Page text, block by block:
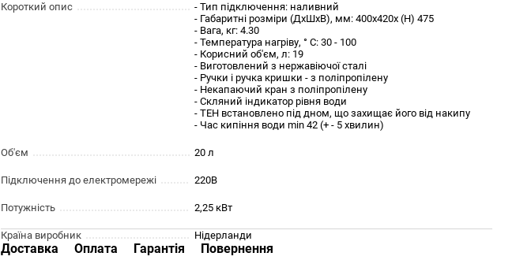
Короткий опис
- Тип підключення: наливний
- Габаритні розміри (ДхШхВ), мм: 400x420x (H) 475
- Вага, кг: 4.30
- Температура нагріву, ° С: 30 - 100
- Корисний об'єм, л: 19
- Виготовлений з нержавіючої сталі
- Ручки і ручка кришки - з поліпропілену
- Некапаючий кран з поліпропілену
- Скляний індикатор рівня води
- ТЕН встановлено під дном, що захищає його від накипу
- Час кипіння води min 42 (+ - 5 хвилин)
Об'єм 20 л
Підключення до електромережі 220В
Потужність 2,25 кВт
Країна виробник Нідерланди
Доставка Оплата Гарантія Повернення